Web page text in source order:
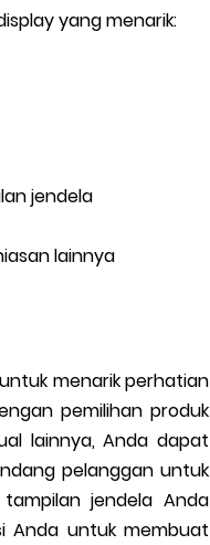
yang menarik:
jendela
lainnya
menarik perhatian
pemilihan produk
lainnya, Anda dapat
pelanggan untuk
jendela Anda
Anda untuk membuat